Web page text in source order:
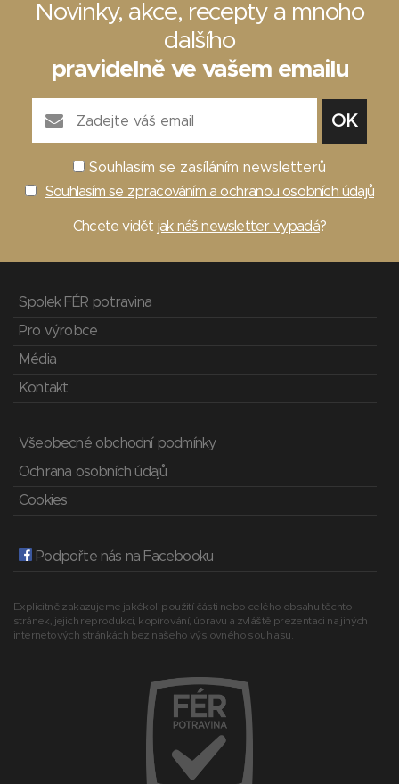
Novinky, akce, recepty a mnoho
dalšího
pravidelně ve vašem emailu
Souhlasím se zasíláním newsletterů
Souhlasím se zpracováním a ochranou osobních údajů
Chcete vidět jak náš newsletter vypadá?
Spolek FÉR potravina
Pro výrobce
Média
Kontakt
Všeobecné obchodní podmínky
Ochrana osobních údajů
Cookies
Podpořte nás na Facebooku
Explicitně zakazujeme jakékoli použití části nebo celého obsahu těchto
stránek, jejich reprodukci, kopírování, úpravu a zvláště prezentaci na jiných
internetových stránkách bez našeho výslovného souhlasu.